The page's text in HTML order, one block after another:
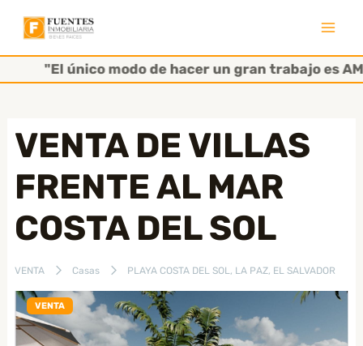
contenido"El único modo de hacer un gran trabajo es
VENTA DE VILLAS
FRENTE AL MAR
COSTA DEL SOL
VENTA Casas PLAYA COSTA DEL SOL, LA PAZ, EL SALVADOR
VENTA